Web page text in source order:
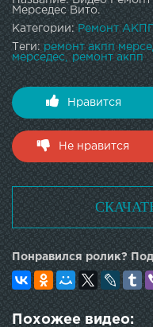
Мерседес Вито.
Категории: Ремонт АКПП
Теги:ремонт акпп
мерседес
ремонт акпп
Нравится
Не нравится
Понравился ролик?
Похожее видео: